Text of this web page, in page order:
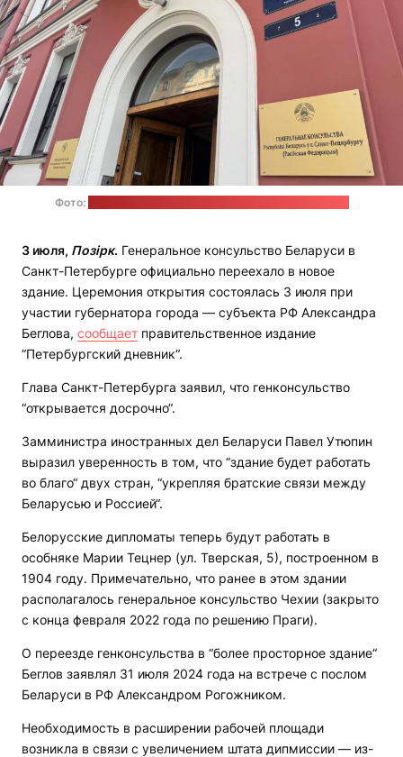
Фото:
3 июля, Позірк. Генеральное консульство Беларуси в
Санкт-Петербурге официально переехало в новое
здание. Церемония открытия состоялась 3 июля при
участии губернатора города — субъекта РФ Александра
Беглова, сообщает правительственное издание
“Петербургский дневник“.
Глава Санкт-Петербурга заявил, что генконсульство
“открывается досрочно“.
Замминистра иностранных дел Беларуси Павел Утюпин
выразил уверенность в том, что “здание будет работать
во благо“ двух стран, “укрепляя братские связи между
Беларусью и Россией“.
Белорусские дипломаты теперь будут работать в
особняке Марии Тецнер (ул. Тверская, 5), построенном в
1904 году. Примечательно, что ранее в этом здании
располагалось генеральное консульство Чехии (закрыто
с конца февраля 2022 года по решению Праги).
О переезде генконсульства в “более просторное здание“
Беглов заявлял 31 июля 2024 года на встрече с послом
Беларуси в РФ Александром Рогожником.
Необходимость в расширении рабочей площади
возникла в связи с увеличением штата дипмиссии — из-